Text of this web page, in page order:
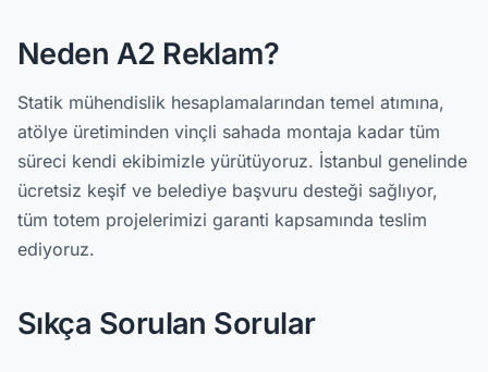
Neden A2 Reklam?
Statik mühendislik hesaplamalarından temel atımına,
atölye üretiminden vinçli sahada montaja kadar tüm
süreci kendi ekibimizle yürütüyoruz. İstanbul genelinde
ücretsiz keşif ve belediye başvuru desteği sağlıyor,
tüm totem projelerimizi garanti kapsamında teslim
ediyoruz.
Sıkça Sorulan Sorular